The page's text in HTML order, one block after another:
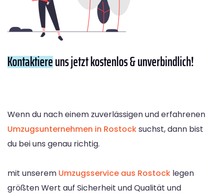
Kontaktiereuns jetzt kostenlos & unverbindlich!
Wenn du nach einem zuverlässigen und erfahrenen
Umzugsunternehmen in Rostocksuchst, dann bist
du bei uns genau richtig.
mit unserem Umzugsservice aus Rostock legen
größten Wert auf Sicherheit und Qualität und